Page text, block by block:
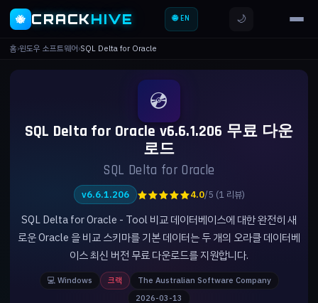
🐝 CRACKHIVE 🌐 EN 🌙
홈›윈도우 소프트웨어›SQL Delta for Oracle
💿
SQL Delta for Oracle v6.6.1.206 무료 다운
로드
SQL Delta for Oracle
v6.6.1.206 ★★★★★4.0/5 (1 리뷰)
SQL Delta for Oracle - Tool 비교 데이터베이스에 대한 완전히 새
로운 Oracle 을 비교 스키마를 기본 데이터는 두 개의 오라클 데이터베
이스 최신 버전 무료 다운로드를 지원합니다.
💻 Windows 크랙
The Australian Software Company
2026-03-13